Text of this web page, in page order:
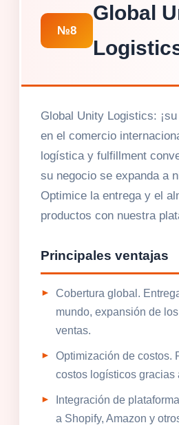
№8
Global
Global Unity Logistics:
en el comercio
logística y fulfillment
su negocio se expanda a
Optimice la entrega y el
productos con nuestra
Principales ventajas
Cobertura global.
mundo, expansión de
ventas.
Optimización de costos.
costos logísticos gracias
Integración de
a Shopify, Amazon y